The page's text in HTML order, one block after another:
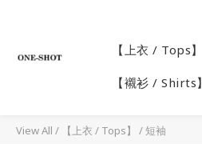
【上衣 / Tops】
【襯衫 / Shirts】
View All / 【上衣 / Tops】 /短袖